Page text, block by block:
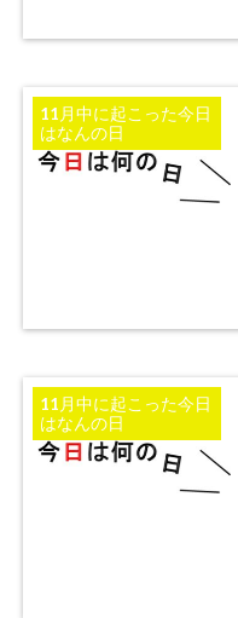
11月中に起こった今日
はなんの日
11月中に起こった今日
はなんの日